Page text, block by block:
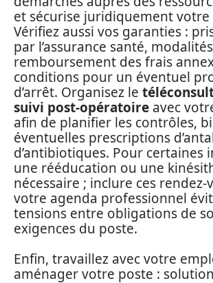
et sécurise juridiquement votre
Vérifiez aussi vos garanties :
par l’assurance santé,
remboursement des frais
conditions pour un éventuel
d’arrêt. Organisez le
suivi post-opératoire avec
afin de planifier les contrôles,
éventuelles prescriptions
d’antibiotiques. Pour certaines
une rééducation ou une
nécessaire ; inclure ces rendez-
votre agenda professionnel
tensions entre obligations de
exigences du poste.
Enfin, travaillez avec votre
aménager votre poste :